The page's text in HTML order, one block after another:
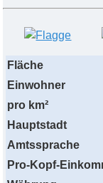
Fläche
Einwohner
pro km²
Hauptstadt
Amtssprache
Pro-Kopf-